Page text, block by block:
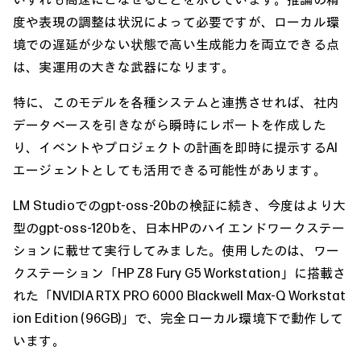
度や表現の調整は状況によって必要ですが、ローカル環
境での遅延が少ない状態で高い生成能力を両立できる点
は、実運用の大きな武器になります。
特に、このモデルを各種システムと連携させれば、社内
データベースを引きながら瞬時にレポートを作成した
り、イベントやプロジェクトの計画を即時に提示するAI
エージェントとしても活用できる可能性があります。
LM Studioでのgpt-oss-20bの検証に続き、今度はより大
型のgpt-oss-120bを、日本HPのハイエンドワークステー
ションに載せて実行してみました。使用したのは、ワー
クステーション「HP Z8 Fury G5 Workstation」に搭載さ
れた「NVIDIA RTX PRO 6000 Blackwell Max-Q Workstat
ion Edition (96GB)」で、完全ローカル環境下で動作して
います。